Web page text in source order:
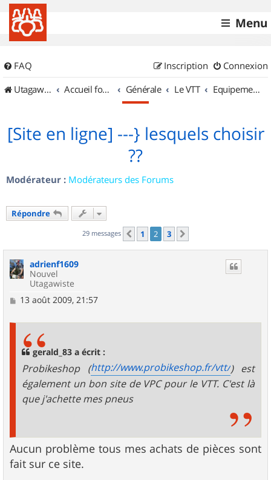
Menu
FAQ Connexion
Inscription
UtagawaVTT (Randos VTT et VTTAE avec traces GPS)
Accueil forum Générale Le VTT Equipements et Accessoires
[Site en ligne] ---} lesquels choisir
??
Modérateur : Modérateurs des Forums
Répondre
29 messages Précédent
1 2 3
adrienf1609
Nouvel
Utagawiste
M13 août 2009, 21:57
gerald_83 a écrit :
Probikeshop (http://www.probikeshop.fr/vtt/) est
également un bon site de VPC pour le VTT. C'est là
que j'achette mes pneus
Aucun problème tous mes achats de pièces sont
fait sur ce site.